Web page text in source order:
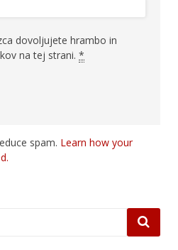
dovoljujete hrambo in
na tej strani. *
spam. Learn how your